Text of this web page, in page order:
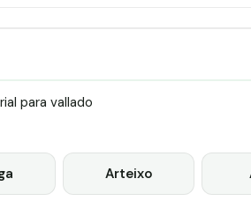
para vallado
Arteixo